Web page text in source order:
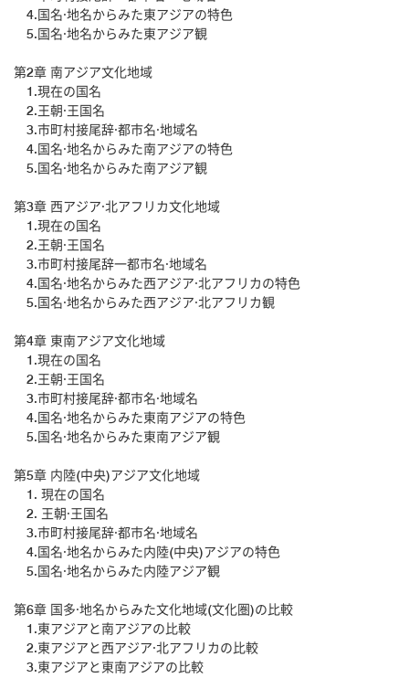
4.国名·地名からみた東アジアの特色
5.国名·地名からみた東アジア観
第2章 南アジア文化地域
1.現在の国名
2.王朝·王国名
3.市町村接尾辞·都市名·地域名
4.国名·地名からみた南アジアの特色
5.国名·地名からみた南アジア観
第3章 西アジア·北アフリカ文化地域
1.現在の国名
2.王朝·王国名
3.市町村接尾辞一都市名·地域名
4.国名·地名からみた西アジア·北アフリカの特色
5.国名·地名からみた西アジア·北アフリカ観
第4章 東南アジア文化地域
1.現在の国名
2.王朝·王国名
3.市町村接尾辞·都市名·地域名
4.国名·地名からみた東南アジアの特色
5.国名·地名からみた東南アジア観
第5章 内陸(中央)アジア文化地域
1. 現在の国名
2. 王朝·王国名
3.市町村接尾辞·都市名·地域名
4.国名·地名からみた内陸(中央)アジアの特色
5.国名·地名からみた内陸アジア観
第6章 国多·地名からみた文化地域(文化圏)の比較
1.東アジアと南アジアの比較
2.東アジアと西アジア·北アフリカの比較
3.東アジアと東南アジアの比較